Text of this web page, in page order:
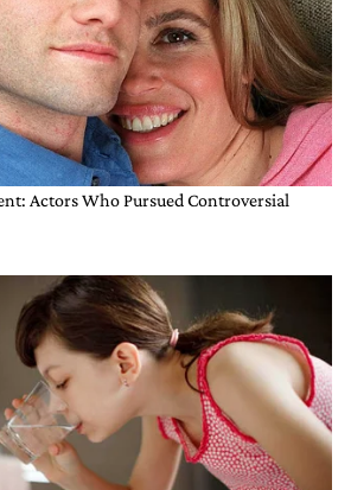
Dulce.
5 DE AGOSTO DE 2022
De Igarzabal
desesestabiliza solo , no te preocupes
nadie mas.
0 COMPARTIR
MARCAR
COMO
INAPROPIADO
Barrios.
la libertad! Milei 2023
el juego a los vagos que cobran
y a los pobres y a los trabajadores.
para todos!
1
0
COMPARTIR
MARCAR
COMO
INAPROPIADO
Jhonatan.
4 DE AGOSTO DE 2022
Barrios